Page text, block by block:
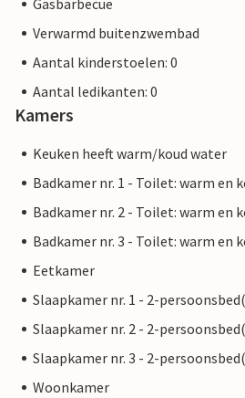
Gasbarbecue
Verwarmd buitenzwembad
Aantal kinderstoelen: 0
Aantal ledikanten: 0
Kamers
Keuken heeft warm/koud water
Badkamer nr. 1 - Toilet: warm en
Badkamer nr. 2 - Toilet: warm en
Badkamer nr. 3 - Toilet: warm en
Eetkamer
Slaapkamer nr. 1 - 2-
Slaapkamer nr. 2 - 2-
Slaapkamer nr. 3 - 2-
Woonkamer